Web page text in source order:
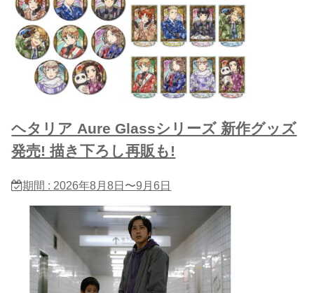
ヘタリア Aure Glassシリーズ 新作グッズ
発売! 描き下ろし再販も!
期間 : 2026年8月8日〜9月6日